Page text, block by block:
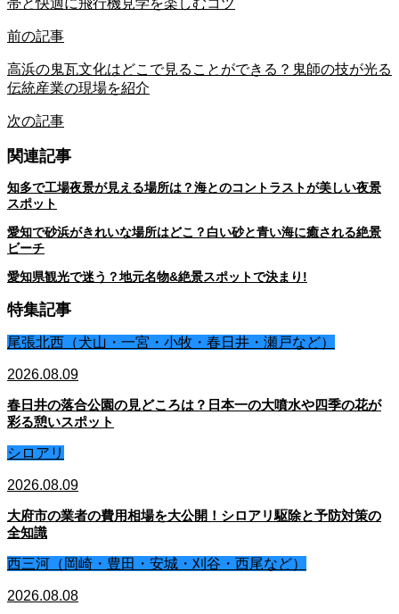
前の記事
高浜の鬼瓦文化はどこで見ることができる？鬼師の技が光る
伝統産業の現場を紹介
次の記事
関連記事
知多で工場夜景が見える場所は？海とのコントラストが美しい夜景
スポット
愛知で砂浜がきれいな場所はどこ？白い砂と青い海に癒される絶景
ビーチ
愛知県観光で迷う？地元名物&絶景スポットで決まり!
特集記事
尾張北西（犬山・一宮・小牧・春日井・瀬戸など）
2026.08.09
春日井の落合公園の見どころは？日本一の大噴水や四季の花が
彩る憩いスポット
シロアリ
2026.08.09
大府市の業者の費用相場を大公開！シロアリ駆除と予防対策の
全知識
西三河（岡崎・豊田・安城・刈谷・西尾など）
2026.08.08